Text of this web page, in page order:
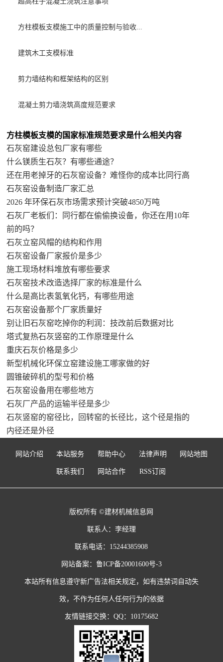
方柱模板支模施工中的质量控制与验收...
建筑木工支模标准
剪力墙结构和框架结构的区别
混凝土剪力墙浇筑高度规范要求
方柱模板支模的国家标准规范要求是什么相关内容
石灰窑建设总包厂家有哪些
什么镁质生石灰？有哪些通途？
还在用老掉牙的石灰窑设备？难怪你的成本比同行高
石灰窑设备制造厂家汇总
2026 年环保石灰市场需求预计突破4850万吨
石灰厂老板们：同行都在偷偷换设备，你还在用10年
前的吗？
石灰立窑风帽的结构和作用
石灰窑设备厂家报价是多少
施工现场材料堆放有哪些要求
石灰窑技术改造选择厂家的标准是什么
什么是高比表氢氧化钙，有哪些用途
石灰窑设备那个厂家质量好
别让旧石灰窑吃掉你的利润：技改前后数据对比
塔式复热石灰竖窑的工作原理是什么
重庆石灰价格是多少
新型机械化环保立窑建设施工哪家做的好
圆锥破碎机的型号和价格
石灰窑设备用在哪些地方
石灰厂产品的运输半径是多少
石灰竖窑的窑径比，回转窑的长径比，这个径是指的
内径还是外径
网站介绍 本站服务 帮助中心 法律声明 网站地图
联系我们 网站合作 RSS订阅
版权所有 ©建材机械信息网
联系人：李经理
联系电话：15244385908
网站备案： 鲁ICP备20001600号-3
本站所有信息遵守新广告法相关规定，如有违禁词自动失
效，不作为任何人任何行为的依据
友情链接交换：QQ：10175682